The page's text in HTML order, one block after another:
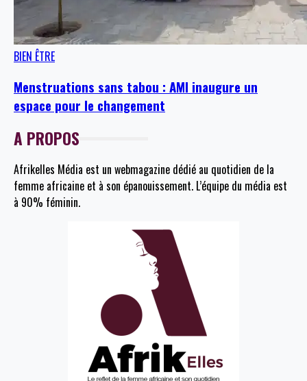
BIEN ÊTRE
Menstruations sans tabou : AMI inaugure un
espace pour le changement
A PROPOS
Afrikelles Média est un webmagazine dédié au quotidien de la
femme africaine et à son épanouissement. L’équipe du média est
à 90% féminin.